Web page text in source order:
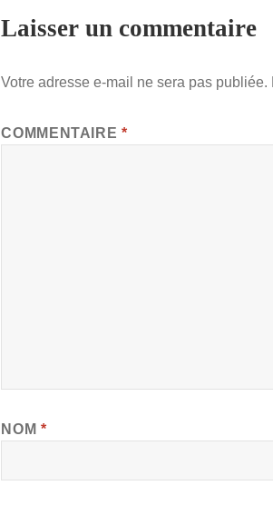
Laisser un commentaire
Votre adresse e-mail ne sera pas publiée.
COMMENTAIRE*
NOM *